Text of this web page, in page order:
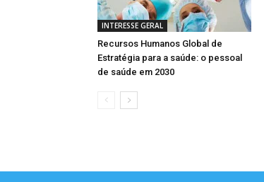
INTERESSE GERAL
Recursos Humanos Global de
Estratégia para a saúde: o pessoal
de saúde em 2030